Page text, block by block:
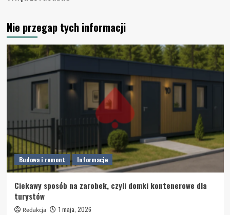
Nie przegap tych informacji
Budowa i remont Informacje
Ciekawy sposób na zarobek, czyli domki kontenerowe dla
turystów
Redakcja 1 maja, 2026